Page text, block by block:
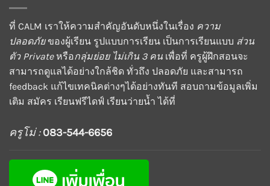
ที่ CALM เราให้ความสำคัญอันดับหนึ่งในเรื่อง ความ
ปลอดภัยของผู้เรียน รูปแบบการเรียน เป็นการเรียนแบบ ส่วน
ตัว Privateหรือกลุ่มย่อย ไม่เกิน 3 คน เพื่อที่ ครูผู้ฝึกสอนจะ
สามารถดูแลได้อย่างใกล้ชิด ทั่วถึง ปลอดภัย และสามารถ
feedback แก้ไขเทคนิคต่างๆได้อย่างทันที สอบถามข้อมูลเพิ่ม
เติม สมัคร เรียนฟรีไดฟ์ เรียนว่ายน้ำ ได้ที่
ครูโม่ :083-544-6656